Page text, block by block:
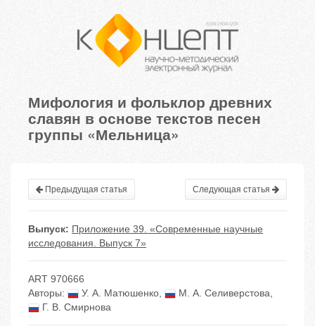
Мифология и фольклор древних
славян в основе текстов песен
группы «Мельница»
Предыдущая статья Следующая статья
Выпуск: Приложение 39. «Современные научные
исследования. Выпуск 7»
ART 970666
Авторы:
У. А. Матюшенко, М. А. Селиверстова,
Г. В. Смирнова